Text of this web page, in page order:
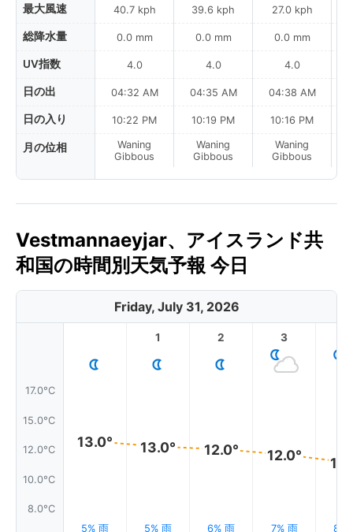
最大風速
総降水量
UV指数
日の出
日の入り
月の位相
40.7 kph
0.0 mm
4.0
04:32 AM
10:22 PM
Waning
Gibbous
39.6 kph
0.0 mm
4.0
04:35 AM
10:19 PM
Waning
Gibbous
27.0 kph
0.0 mm
4.0
04:38 AM
10:16 PM
Waning
Gibbous
Vestmannaeyjar、アイスランド共
和国の時間別天気予報 今日
Friday, July 31, 2026
17.0°C
15.0°C
12.0°C
10.0°C
8.0°C
13.0°
5% 雨
1
13.0°
5% 雨
2
12.0°
6% 雨
3
12.0°
7% 雨 8%